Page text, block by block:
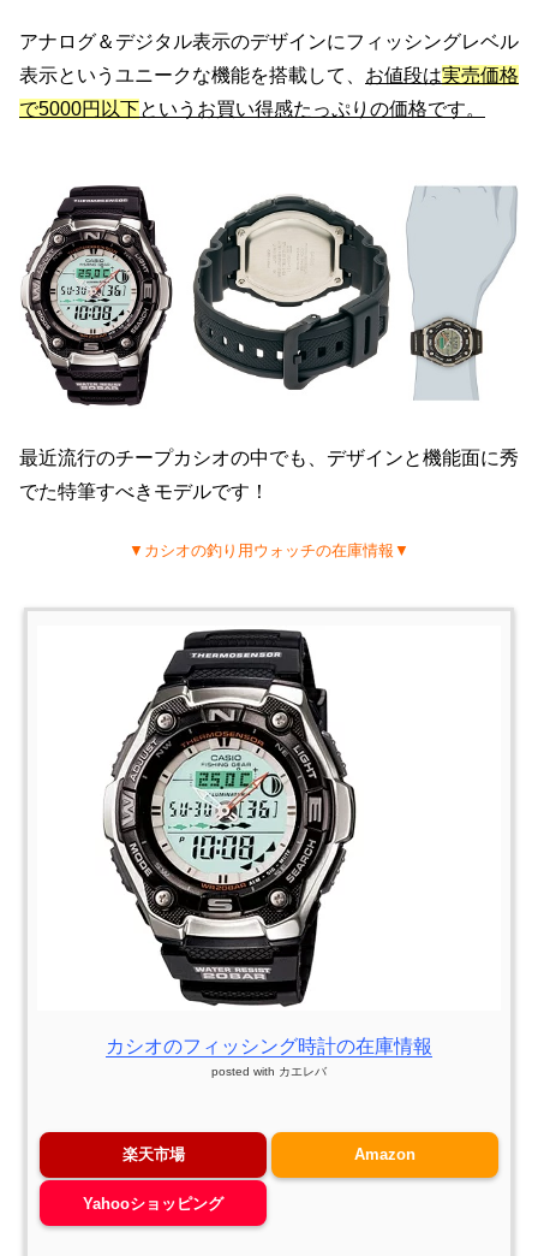
アナログ＆デジタル表示のデザインにフィッシングレベル
表示というユニークな機能を搭載して、 お値段は実売価格
で5000円以下 というお買い得感たっぷりの価格です。
最近流行のチープカシオの中でも、デザインと機能面に秀
でた特筆すべきモデルです！
▼カシオの釣り用ウォッチの在庫情報▼
カシオのフィッシング時計の在庫情報
posted with カエレバ
楽天市場 Amazon
Yahooショッピング